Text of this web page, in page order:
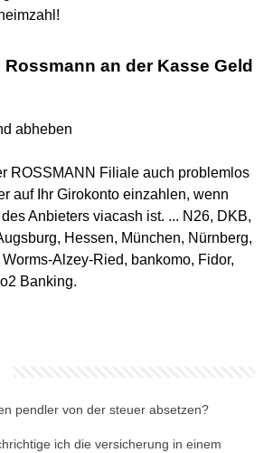
Rossmann an der Kasse Geld
abheben
ROSSMANN Filiale auch problemlos
auf Ihr Girokonto einzahlen, wenn
des Anbieters viacash ist. ... N26, DKB,
Hessen, München, Nürnberg,
Alzey-Ried, bankomo, Fidor,
Banking.
pendler von der steuer absetzen?
ich die versicherung in einem